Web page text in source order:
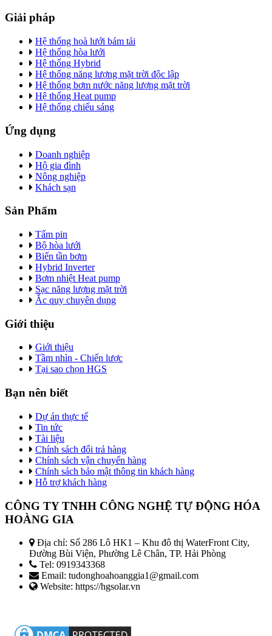
Giải pháp
Hệ thống hoà lưới bám tải
Hệ thống hòa lưới
Hệ thống Hybrid
Hệ thống năng lượng mặt trời độc lập
Hệ thống bơm nước năng lượng mặt trời
Hệ thống Heat pump
Hệ thống chiếu sáng
Ứng dụng
Doanh nghiệp
Hộ gia đình
Nông nghiệp
Khách sạn
Sản Phẩm
Tấm pin
Bộ hòa lưới
Biến tần bơm
Hybrid Inverter
Bơm nhiệt Heat pump
Sạc năng lượng mặt trời
Ắc quy chuyên dụng
Giới thiệu
Giới thiệu
Tầm nhìn - Chiến lược
Tại sao chọn HGS
Bạn nên biết
Dự án thực tế
Tin tức
Tài liệu
Chính sách đổi trả hàng
Chính sách vận chuyển hàng
Chính sách bảo mật thông tin khách hàng
Hỗ trợ khách hàng
CÔNG TY TNHH CÔNG NGHỆ TỰ ĐỘNG HÓA
HOÀNG GIA
Địa chỉ: Số 286 Lô HK1 – Khu đô thị WaterFront City,
Đường Bùi Viện, Phường Lê Chân, TP. Hải Phòng
Tel: 0919343368
Email: tudonghoahoanggia1@gmail.com
Website: https://hgsolar.vn